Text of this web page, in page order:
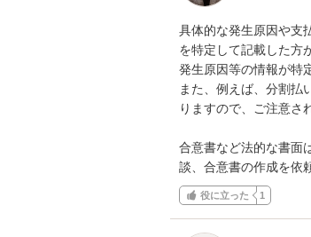
具体的な発生原因や支
を特定して記載した方
発生原因等の情報が特
また、例えば、分割払
りますので、ご注意さ
合意書など法的な書面
談、合意書の作成を依
役に立った 1